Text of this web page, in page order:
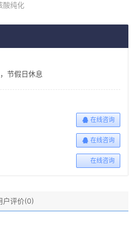
酸纯化
节假日休息
在线咨询
在线咨询
在线咨询
户评价(0)